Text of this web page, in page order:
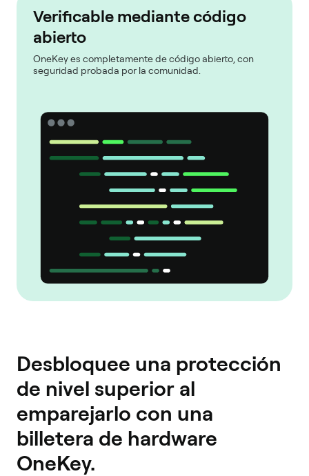
Verificable mediante código
abierto
OneKey es completamente de código abierto, con
seguridad probada por la comunidad.
Desbloquee una protección
de nivel superior al
emparejarlo con una
billetera de hardware
OneKey.